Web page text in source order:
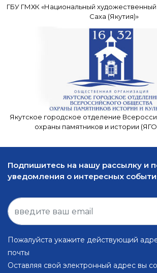
ГБУ ГМХК «Национальный
Саха (Якутия)»
Якутское городское отделение
охраны памятников и истории
Подпишитесь на нашу рассылку и
уведомления о интересных
Пожалуйста укажите действующий
почты
Оставляя свой электронный адрес вы